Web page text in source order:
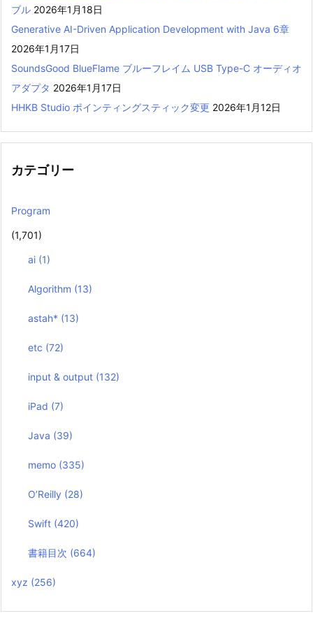
ブル 2026年1月18日
Generative AI-Driven Application Development with Java 6章
2026年1月17日
SoundsGood BlueFlame ブルーフレイム USB Type-C オーディオ
アダプタ 2026年1月17日
HHKB Studio ポインティングスティック変更 2026年1月12日
カテゴリー
Program
(1,701)
ai (1)
Algorithm (13)
astah* (13)
etc (72)
input & output (132)
iPad (7)
Java (39)
memo (335)
O’Reilly (28)
Swift (420)
書籍目次 (664)
xyz (256)